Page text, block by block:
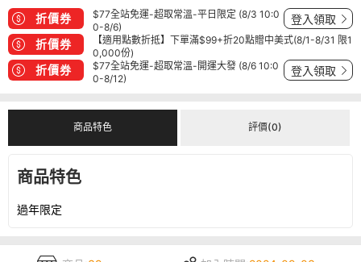
折價券
$77全站免運-超取常溫-平日限定 (8/3 10:0
0-8/6)
登入領取
折價券
【適用點數折抵】下單滿$99+折20點贈中美式(8/1-8/31 限1
0,000份)
折價券
$77全站免運-超取常溫-開運大發 (8/6 10:0
0-8/12)
登入領取
商品特色 評價(0)
商品特色
過年限定